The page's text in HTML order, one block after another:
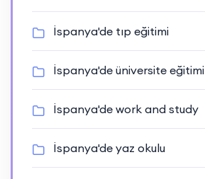
İspanya'de tıp eğitimi
İspanya'de üniversite eğitimi
İspanya'de work and study
İspanya'de yaz okulu